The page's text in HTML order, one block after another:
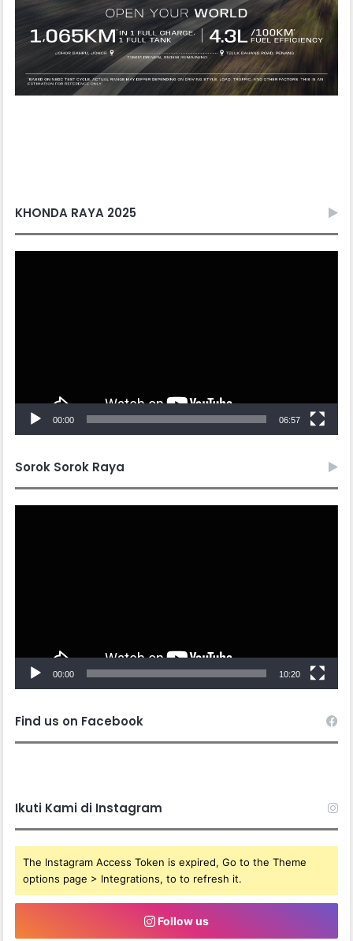
KHONDA RAYA 2025
00:00 06:57
Sorok Sorok Raya
00:00 10:20
Find us on Facebook
Ikuti Kami di Instagram
The Instagram Access Token is expired, Go to the Theme
options page > Integrations, to to refresh it.
Follow us